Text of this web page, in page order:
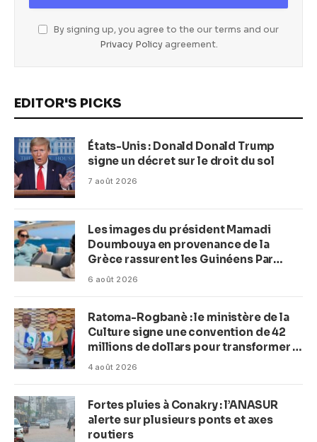
By signing up, you agree to the our terms and our
Privacy Policyagreement.
EDITOR'S PICKS
États-Unis : Donald Donald Trump
signe un décret sur le droit du sol
7 août 2026
Les images du président Mamadi
Doumbouya en provenance de la
Grèce rassurent les Guinéens Par
(Macka Baldé)
6 août 2026
Ratoma-Rogbanè : le ministère de la
Culture signe une convention de 42
millions de dollars pour transformer la
plage en complexe balnéaire
4 août 2026
Fortes pluies à Conakry : l’ANASUR
alerte sur plusieurs ponts et axes
routiers